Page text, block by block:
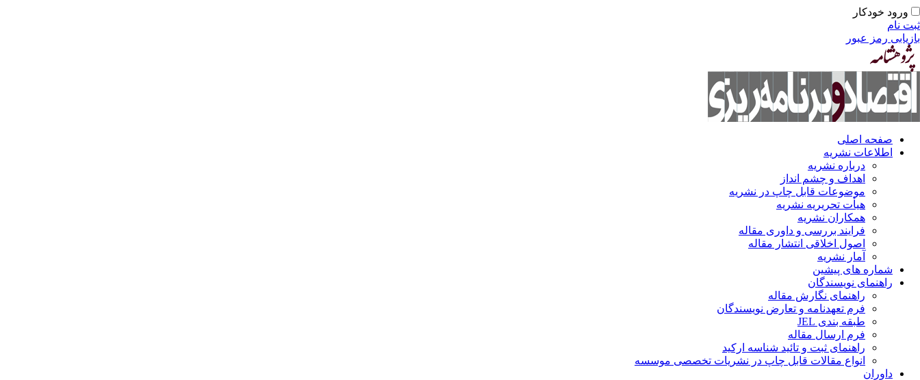
ورود خودکار
ثبت نام
بازیابی رمز عبور
صفحه اصلی
اطلاعات نشریه
درباره نشریه
اهداف و چشم انداز
موضوعات قابل چاپ در نشریه
هیأت تحریریه نشریه
همکاران نشریه
فرایند بررسی و داوری مقاله
اصول اخلاقی انتشار مقاله
آمار نشریه
شماره های پیشین
راهنمای نویسندگان
راهنمای نگارش مقاله
فرم تعهدنامه و تعارض نویسندگان
طبقه بندی JEL
فرم ارسال مقاله
راهنمای ثبت و تائید شناسه ارکید
انواع مقالات قابل چاپ در نشریات تخصصی موسسه
داوران